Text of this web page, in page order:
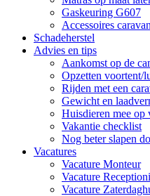
Gaskeuring G607
Accessoires
Schadeherstel
Advies en tips
Aankomst op de
Opzetten voortent/
Rijden met een
Gewicht en
Huisdieren mee op
Vakantie checklist
Nog beter slapen
Vacatures
Vacature Monteur
Vacature
Vacature